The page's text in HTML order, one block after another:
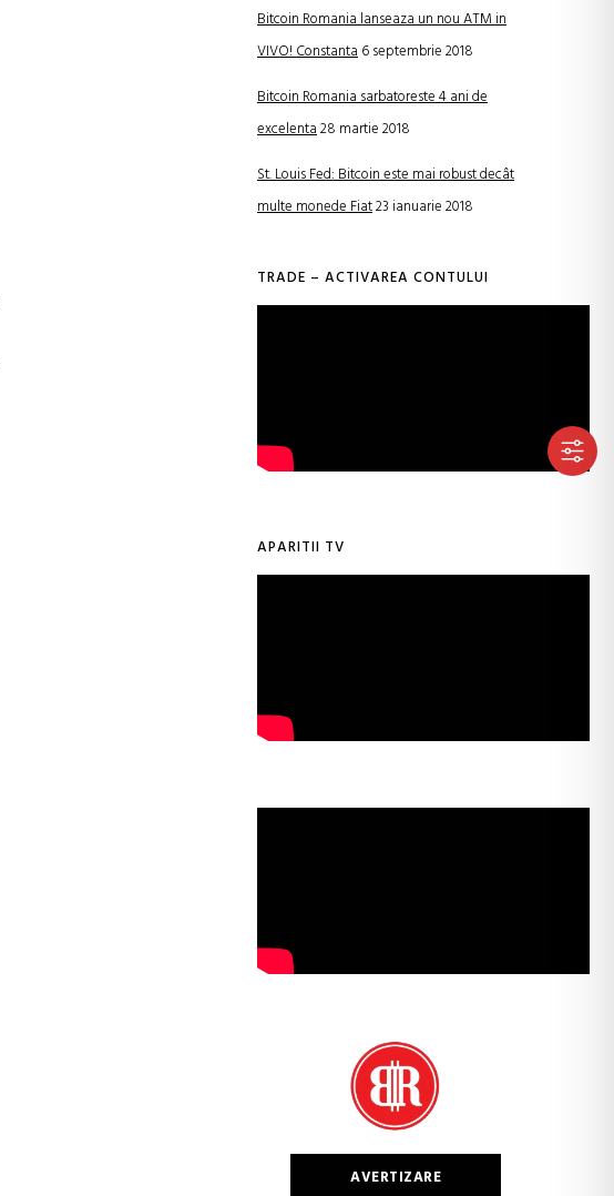
Bitcoin Romania lanseaza un nou ATM in
VIVO! Constanta6 septembrie 2018
Bitcoin Romania sarbatoreste 4 ani de
excelenta28 martie 2018
St. Louis Fed: Bitcoin este mai robust decât
multe monede Fiat23 ianuarie 2018
TRADE – ACTIVAREA CONTULUI
APARITII TV
AVERTIZARE